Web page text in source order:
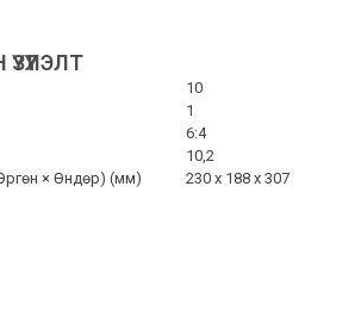
10
1
6:4
10,2
× Өндөр) (мм)
230 x 188 x 307